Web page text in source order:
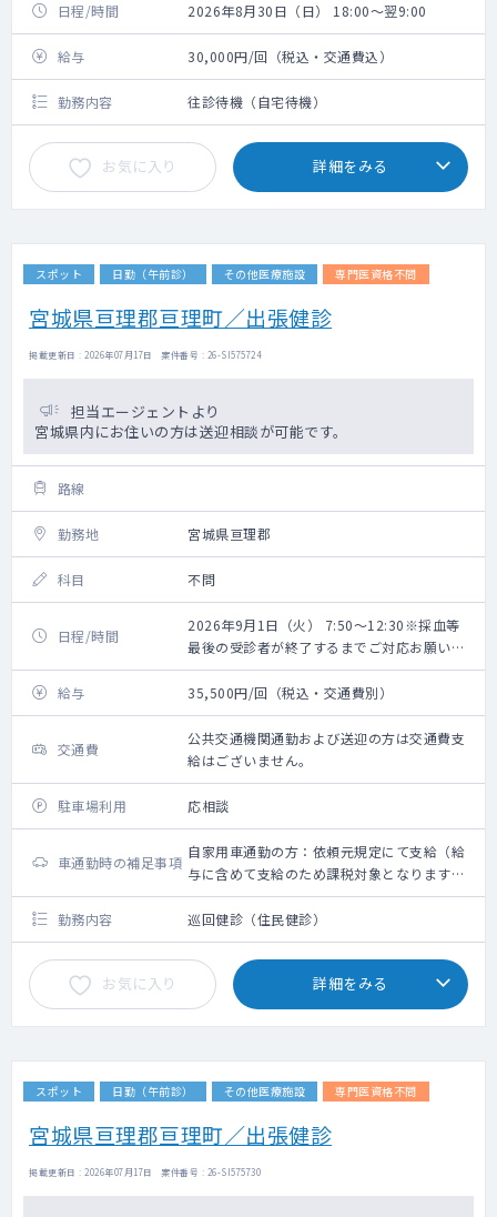
日程/時間 2026年8月30日（日） 18:00～翌9:00
給与 30,000円/回（税込・交通費込）
勤務内容 往診待機（自宅待機）
お気に入り 詳細をみる
スポット 日勤（午前診） その他医療施設 専門医資格不問
宮城県亘理郡亘理町／出張健診
掲載更新日 : 2026年07月17日 案件番号 : 26-SI575724
担当エージェントより
宮城県内にお住いの方は送迎相談が可能です。
路線
勤務地 宮城県亘理郡
科目 不問
日程/時間
2026年9月1日（火） 7:50～12:30※採血等
最後の受診者が終了するまでご対応お願いい
たします。
給与
35,500円/回（税込・交通費別）
交通費
公共交通機関通勤および送迎の方は交通費支
給はございません。
駐車場利用 応相談
車通勤時の補足事項
自家用車通勤の方：依頼元規定にて支給（給
与に含めて支給のため課税対象となります。
備考欄参照ください）
勤務内容
巡回健診（住民健診）
お気に入り 詳細をみる
スポット 日勤（午前診） その他医療施設 専門医資格不問
宮城県亘理郡亘理町／出張健診
掲載更新日 : 2026年07月17日 案件番号 : 26-SI575730